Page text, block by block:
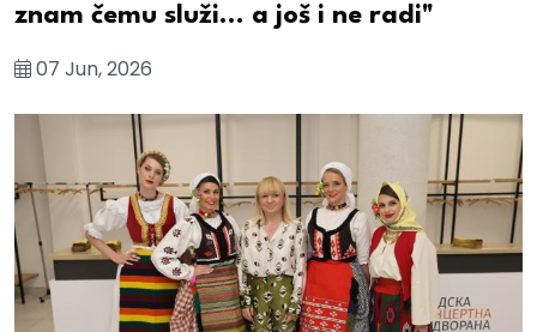
znam čemu služi... a još i ne radi"
07 Jun, 2026